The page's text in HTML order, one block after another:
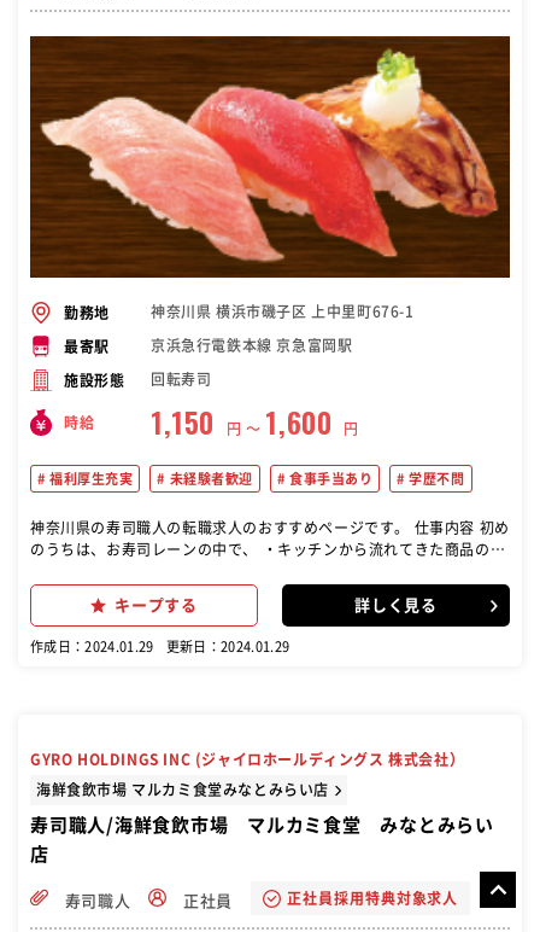
勤務地 神奈川県 横浜市磯子区 上中里町676-1
最寄駅 京浜急行電鉄本線 京急富岡駅
施設形態 回転寿司
時給 1,150 円 〜 1,600 円
福利厚生充実 未経験者歓迎 食事手当あり 学歴不問
神奈川県の寿司職人の転職求人のおすすめページです。 仕事内容 初め
のうちは、お寿司レーンの中で、 ・キッチンから流れてきた商品の提
どから始めていただきます。 包丁の扱い方や魚のおろし方、 寿司の握
り方、お客さまの接客の仕方など 丁寧にゆっくり教えますので、「包
丁も あまり握ったことがない」という方でも ちゃんとできるようにな
キープする 詳しく見る
作成日：2024.01.29 更新日：2024.01.29
GYRO HOLDINGS INC (ジャイロホールディングス 株式会社）
海鮮食飲市場 マルカミ食堂みなとみらい店
寿司職人/海鮮食飲市場 マルカミ食堂 みなとみらい
店
寿司職人 正社員 正社員採用特典対象求人